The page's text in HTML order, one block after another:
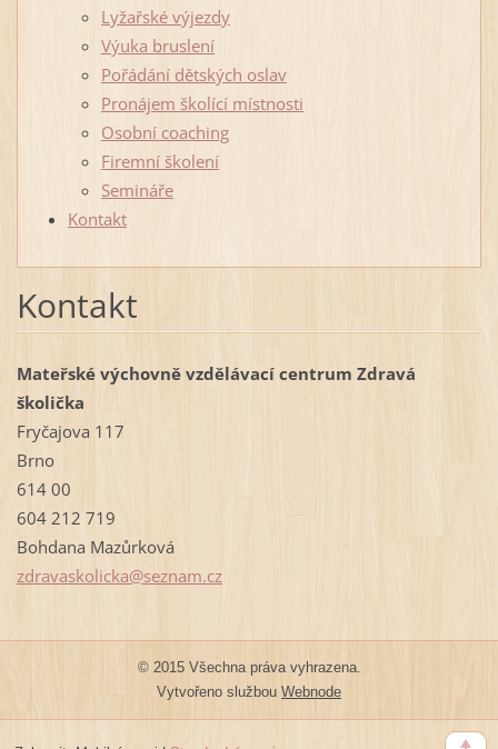
Lyžařské výjezdy
Výuka bruslení
Pořádání dětských oslav
Pronájem školící místnosti
Osobní coaching
Firemní školení
Semináře
Kontakt
Kontakt
Mateřské výchovně vzdělávací centrum Zdravá
školička
Fryčajova 117
Brno
614 00
604 212 719
Bohdana Mazůrková
zdravaskolicka@seznam.cz
© 2015 Všechna práva vyhrazena.
Vytvořeno službou Webnode